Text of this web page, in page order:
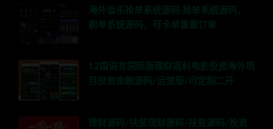
海外音乐抢单系统源码,抢单系统源码，
刷单系统源码，可卡单重置订单
12国语言国际版理财返利电影投资海外项
目投资金融源码/运营版/可定制二开
理财源码/扶贫理财源码/扶贫源码/投资